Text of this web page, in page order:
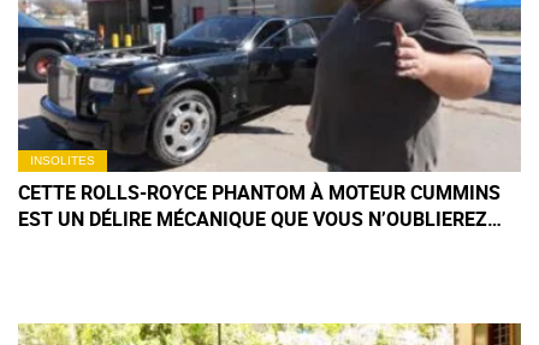
INSOLITES
CETTE ROLLS-ROYCE PHANTOM À MOTEUR CUMMINS
EST UN DÉLIRE MÉCANIQUE QUE VOUS N’OUBLIEREZ